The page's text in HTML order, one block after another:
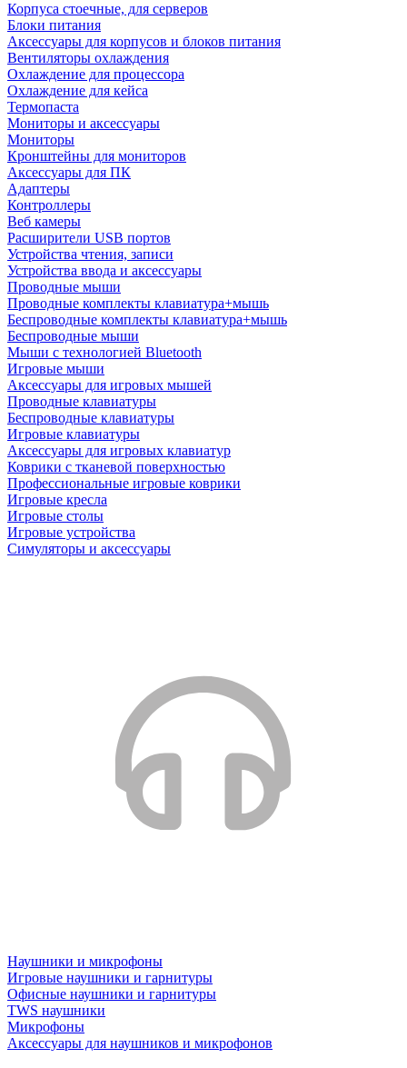
Корпуса стоечные, для серверов
Блоки питания
Аксессуары для корпусов и блоков питания
Вентиляторы охлаждения
Охлаждение для процессора
Охлаждение для кейса
Термопаста
Мониторы и аксессуары
Мониторы
Кронштейны для мониторов
Аксессуары для ПК
Адаптеры
Контроллеры
Веб камеры
Расширители USB портов
Устройства чтения, записи
Устройства ввода и аксессуары
Проводные мыши
Проводные комплекты клавиатура+мышь
Беспроводные комплекты клавиатура+мышь
Беспроводные мыши
Мыши с технологией Bluetooth
Игровые мыши
Аксессуары для игровых мышей
Проводные клавиатуры
Беспроводные клавиатуры
Игровые клавиатуры
Аксессуары для игровых клавиатур
Коврики с тканевой поверхностью
Профессиональные игровые коврики
Игровые кресла
Игровые столы
Игровые устройства
Симуляторы и аксессуары
Наушники и микрофоны
Игровые наушники и гарнитуры
Офисные наушники и гарнитуры
TWS наушники
Микрофоны
Аксессуары для наушников и микрофонов